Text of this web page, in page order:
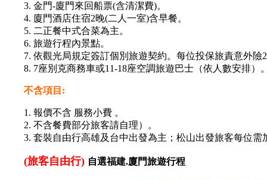
3. 金門-廈門來回船票(含清潔費)。
4. 廈門酒店住宿2晚(二人一室)含早餐。
5. 二正餐中式合菜為主。
6. 旅遊行程內景點。
7. 依觀光局規定簽訂個別旅遊契約。每位投保旅責意外險
8. 7座別克商務車或11-18座空調旅遊巴士（依人數安排）
不含項目:
1. 報價不含 服務小費 。
2. 不含餐費部分旅客請自理）。
3. 套裝自由行高雄及台中出發為主；松山出發旅客每位需
(旅客自由行) 自選福建.廈門旅遊行程